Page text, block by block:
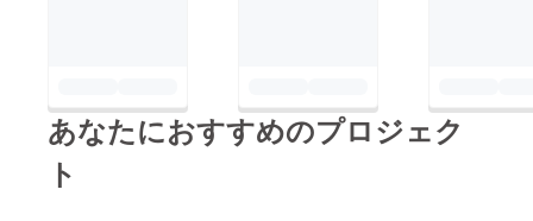
あなたにおすすめのプロジェク
ト